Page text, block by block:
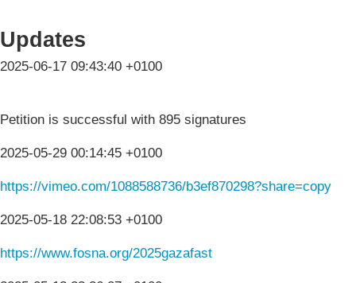
Updates
2025-06-17 09:43:40 +0100
Petition is successful with 895 signatures
2025-05-29 00:14:45 +0100
https://vimeo.com/1088588736/b3ef870298?share=copy
2025-05-18 22:08:53 +0100
https://www.fosna.org/2025gazafast